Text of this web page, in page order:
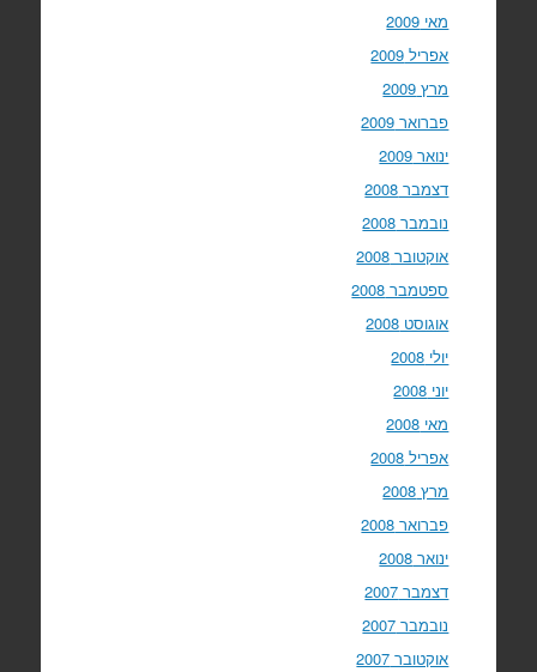
מאי 2009
אפריל 2009
מרץ 2009
פברואר 2009
ינואר 2009
דצמבר 2008
נובמבר 2008
אוקטובר 2008
ספטמבר 2008
אוגוסט 2008
יולי 2008
יוני 2008
מאי 2008
אפריל 2008
מרץ 2008
פברואר 2008
ינואר 2008
דצמבר 2007
נובמבר 2007
אוקטובר 2007